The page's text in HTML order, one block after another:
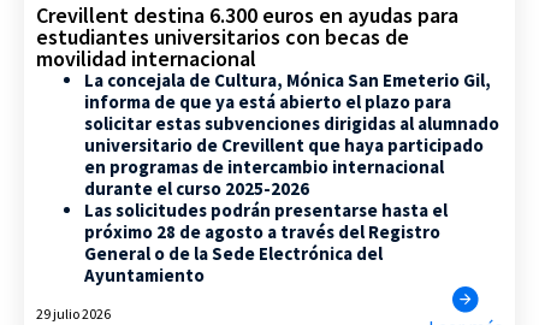
Crevillent destina 6.300 euros en ayudas para
estudiantes universitarios con becas de
movilidad internacional
La concejala de Cultura, Mónica San Emeterio Gil,
informa de que ya está abierto el plazo para
solicitar estas subvenciones dirigidas al alumnado
universitario de Crevillent que haya participado
en programas de intercambio internacional
durante el curso 2025-2026
Las solicitudes podrán presentarse hasta el
próximo 28 de agosto a través del Registro
General o de la Sede Electrónica del
Ayuntamiento
29 julio 2026